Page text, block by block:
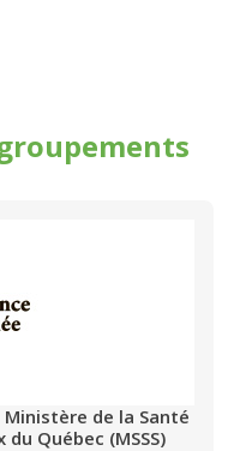
de la Santé
Québec (MSSS)